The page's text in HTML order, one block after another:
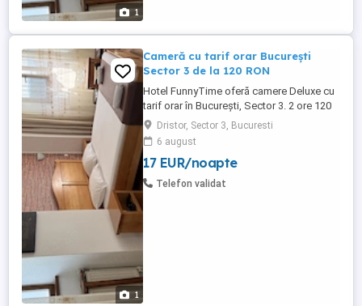
1
1
Cameră cu tarif orar București
Sector 3 de la 120 RON
Hotel FunnyTime oferă camere Deluxe cu
tarif orar în București, Sector 3. 2 ore 120
RON 3 ore 160 RON 5 ore 300 RON Acces
imediat, fără rezervare în avans Cameră
Deluxe premium Discreție totală Parcare
gratuită Plată cash sau card Recepție 24h
Locație: Calea Vitan 275, Sector ...
Dristor, Sector 3, Bucuresti
6 august
17 EUR/noapte
Telefon validat